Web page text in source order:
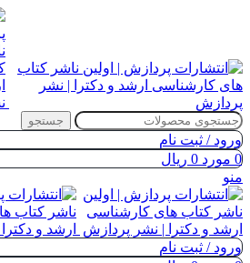
جستجو
ورود / ثبت نام
0 مورد 0 ریال
منو
ورود / ثبت نام